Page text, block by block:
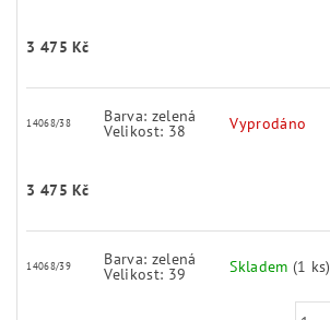
3 475 Kč
14068/38 Barva: zelená
Velikost: 38 Vyprodáno
3 475 Kč
14068/39 Barva: zelená
Velikost: 39 Skladem (1 ks)